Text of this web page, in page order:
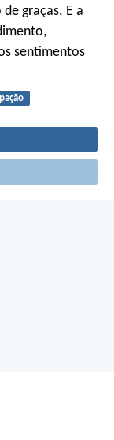
graças. E a
sentimentos